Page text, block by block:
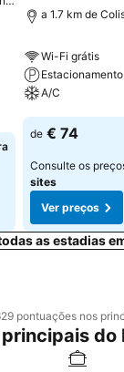
a 1.7 km de
Wi-Fi grátis
Estacionamento
A/C
Ver preços
de € 74
Consulte os
sites
Ver preços
as estadias
pontuações nos
do